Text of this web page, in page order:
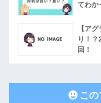
てわか
【ア
り！
回！
こ